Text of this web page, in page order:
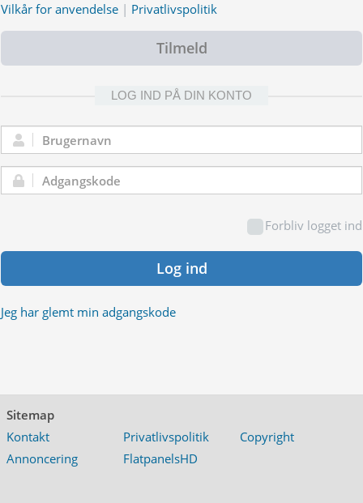
Vilkår for anvendelse | Privatlivspolitik
Tilmeld
LOG IND PÅ DIN KONTO
Brugernavn:
Adgangskode:
Forbliv logget ind
Log ind
Jeg har glemt min adgangskode
Sitemap
Kontakt
Privatlivspolitik
Copyright
Annoncering
FlatpanelsHD